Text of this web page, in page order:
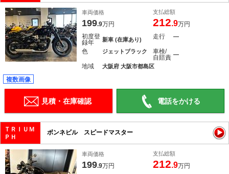
車両価格
199.9万円
支払総額
212.9万円
初度登
録年
新車 (在庫あり) 走行 ―
色 ジェットブラック
車検/
自賠責 ―
地域 大阪府 大阪市都島区
複数画像
見積・在庫確認 電話をかける
ＴＲＩＵＭ
ＰＨ
ボンネビル スピードマスター
車両価格
199.9万円
支払総額
212.9万円